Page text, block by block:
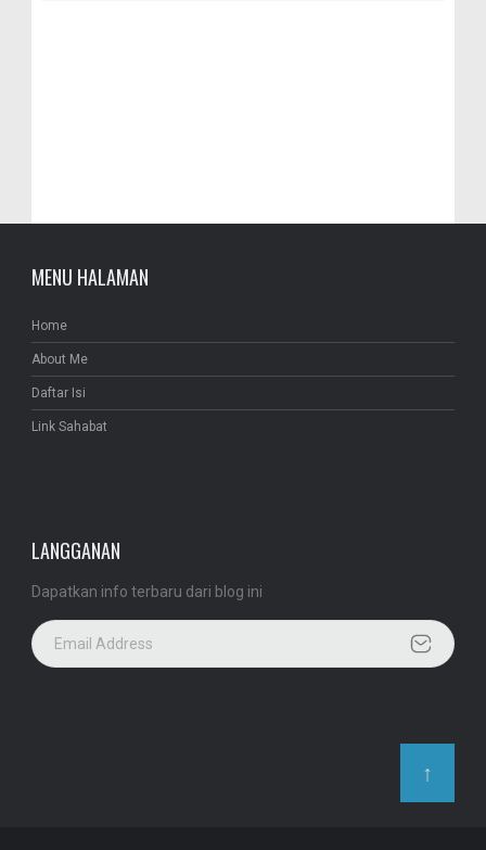
MENU HALAMAN
Home
About Me
Daftar Isi
Link Sahabat
LANGGANAN
Dapatkan info terbaru dari blog ini
↑